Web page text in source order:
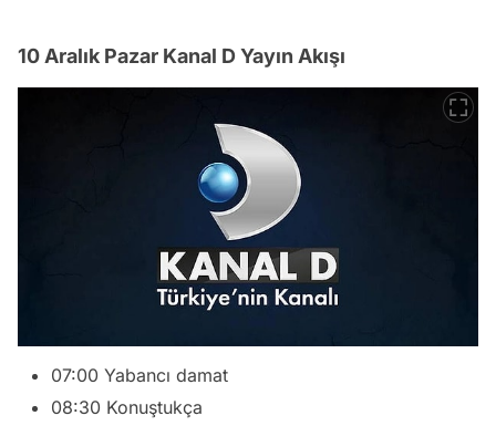
10 Aralık Pazar Kanal D Yayın Akışı
07:00 Yabancı damat
08:30 Konuştukça